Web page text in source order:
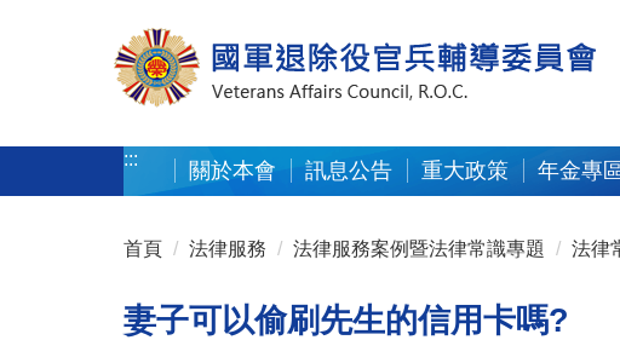
:::
關於本會 訊息公告 重大政策 年金專
首頁 法律服務 法律服務案例暨法律常識專題 法律
妻子可以偷刷先生的信用卡嗎?